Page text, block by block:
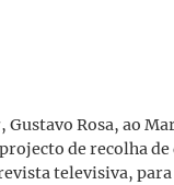
Rosa, ao
de recolha
televisiva,